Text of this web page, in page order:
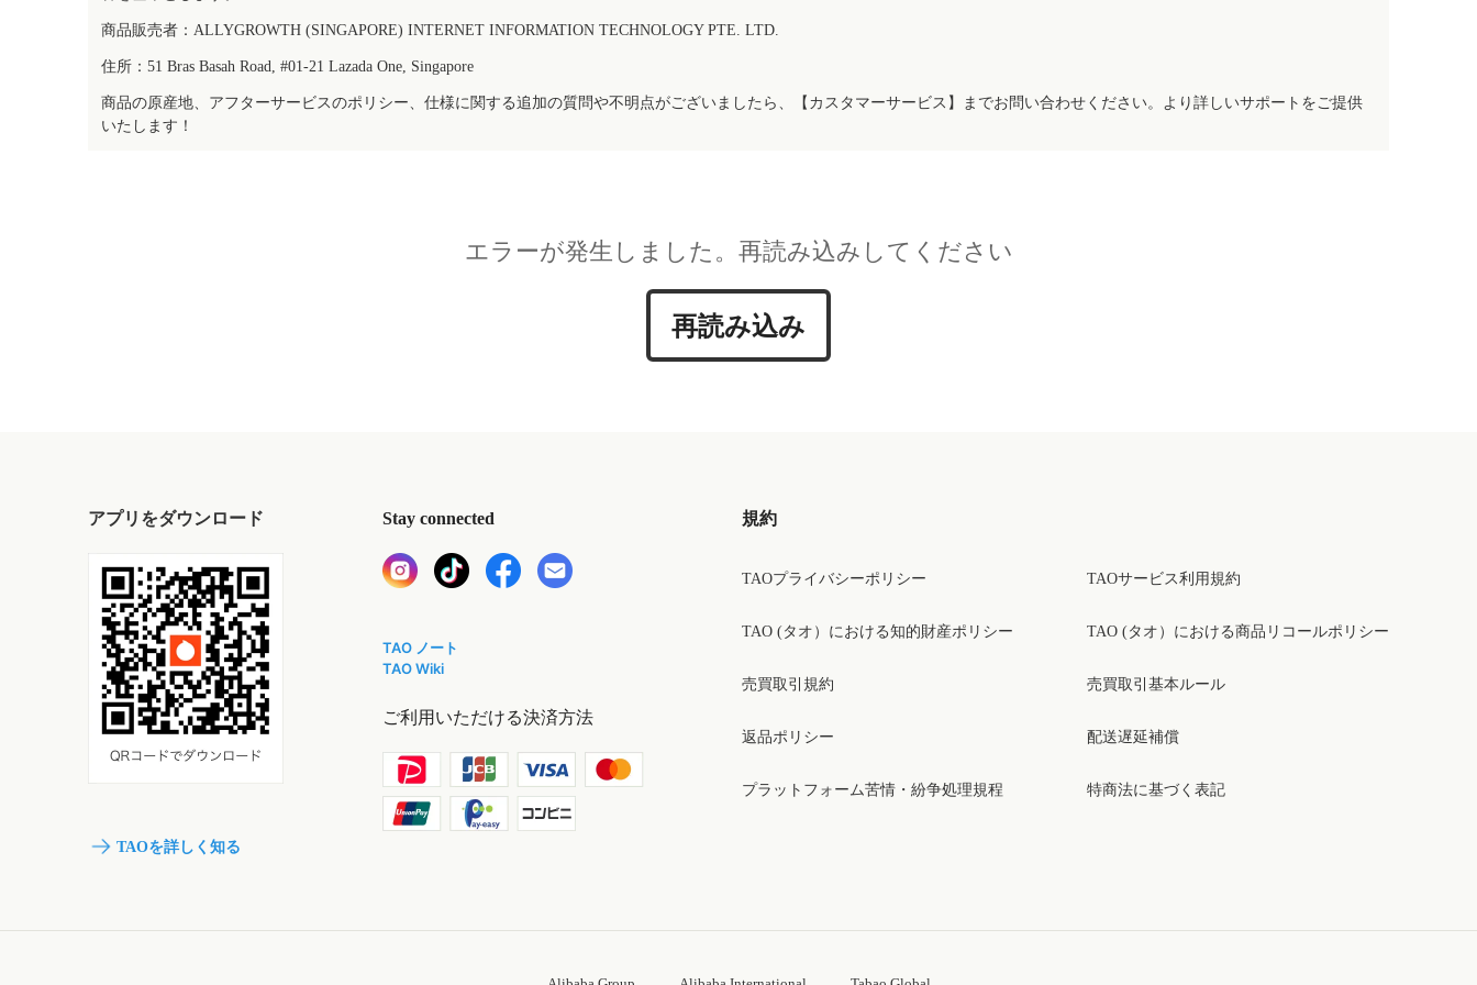
商品販売者：ALLYGROWTH (SINGAPORE) INTERNET INFORMATION TECHNOLOGY PTE. LTD.
住所：51 Bras Basah Road, #01-21 Lazada One, Singapore
商品の原産地、アフターサービスのポリシー、仕様に関する追加の質問や不明点がございましたら、【カスタマーサービス】までお問い合わせください。より詳しいサポートをご提供
いたします！
エラーが発生しました。再読み込みしてください
再読み込み
アプリをダウンロード
TAOを詳しく知る
Stay connected
TAO ノート
TAO Wiki
ご利用いただける決済方法
規約
TAOプライバシーポリシー
TAO (タオ）における知的財産ポリシー
売買取引規約
返品ポリシー
プラットフォーム苦情・紛争処理規程
TAOサービス利用規約
TAO (タオ）における商品リコールポリシー
売買取引基本ルール
配送遅延補償
特商法に基づく表記